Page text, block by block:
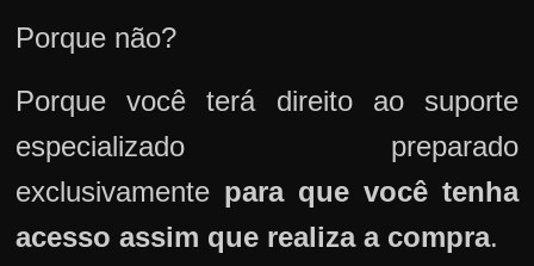
Porque não?
Porque você terá direito ao suporte
especializado preparado
exclusivamente para que você tenha
acesso assim que realiza a compra.